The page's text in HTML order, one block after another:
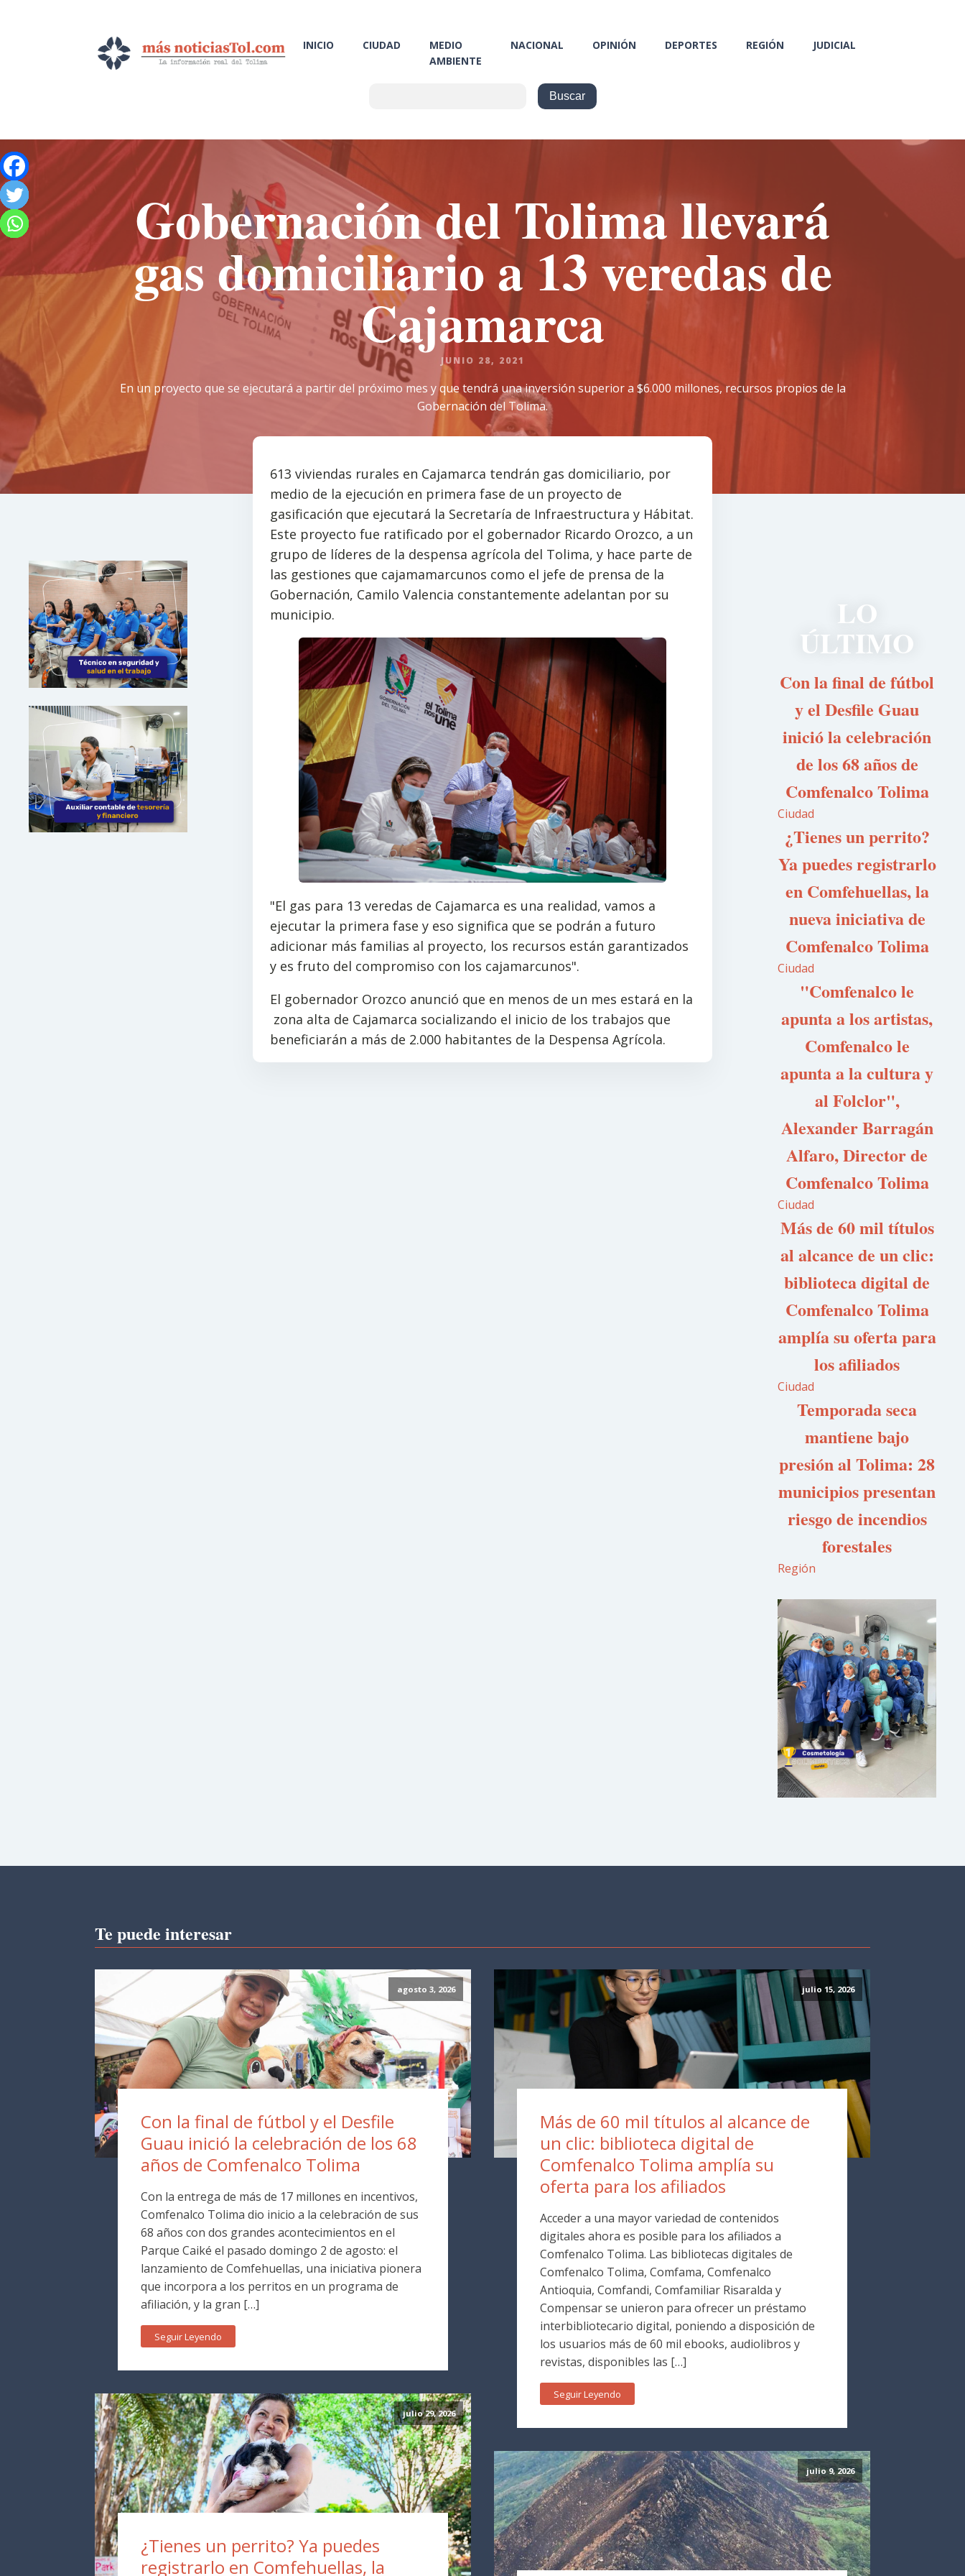
INICIO CIUDAD
MEDIO
AMBIENTE
NACIONAL OPINIÓN DEPORTES REGIÓN JUDICIAL
Gobernación del Tolima llevará
gas domiciliario a 13 veredas de
Cajamarca
JUNIO 28, 2021
En un proyecto que se ejecutará a partir del próximo mes y que tendrá una inversión superior a $6.000 millones, recursos propios de la
Gobernación del Tolima.
613 viviendas rurales en Cajamarca tendrán gas domiciliario, por
medio de la ejecución en primera fase de un proyecto de
gasificación que ejecutará la Secretaría de Infraestructura y Hábitat.
Este proyecto fue ratificado por el gobernador Ricardo Orozco, a un
grupo de líderes de la despensa agrícola del Tolima, y hace parte de
las gestiones que cajamamarcunos como el jefe de prensa de la
Gobernación, Camilo Valencia constantemente adelantan por su
municipio.
"El gas para 13 veredas de Cajamarca es una realidad, vamos a
ejecutar la primera fase y eso significa que se podrán a futuro
adicionar más familias al proyecto, los recursos están garantizados
y es fruto del compromiso con los cajamarcunos".
El gobernador Orozco anunció que en menos de un mes estará en la
zona alta de Cajamarca socializando el inicio de los trabajos que
beneficiarán a más de 2.000 habitantes de la Despensa Agrícola.
LO
ÚLTIMO
Con la final de fútbol
y el Desfile Guau
inició la celebración
de los 68 años de
Comfenalco Tolima
Ciudad
¿Tienes un perrito?
Ya puedes registrarlo
en Comfehuellas, la
nueva iniciativa de
Comfenalco Tolima
Ciudad
"Comfenalco le
apunta a los artistas,
Comfenalco le
apunta a la cultura y
al Folclor",
Alexander Barragán
Alfaro, Director de
Comfenalco Tolima
Ciudad
Más de 60 mil títulos
al alcance de un clic:
biblioteca digital de
Comfenalco Tolima
amplía su oferta para
los afiliados
Ciudad
Temporada seca
mantiene bajo
presión al Tolima: 28
municipios presentan
riesgo de incendios
forestales
Región
Te puede interesar
agosto 3, 2026
Con la final de fútbol y el Desfile
Guau inició la celebración de los 68
años de Comfenalco Tolima
Con la entrega de más de 17 millones en incentivos,
Comfenalco Tolima dio inicio a la celebración de sus
68 años con dos grandes acontecimientos en el
Parque Caiké el pasado domingo 2 de agosto: el
lanzamiento de Comfehuellas, una iniciativa pionera
que incorpora a los perritos en un programa de
afiliación, y la gran […]
Seguir Leyendo
julio 29, 2026
¿Tienes un perrito? Ya puedes
registrarlo en Comfehuellas, la
julio 15, 2026
Más de 60 mil títulos al alcance de
un clic: biblioteca digital de
Comfenalco Tolima amplía su
oferta para los afiliados
Acceder a una mayor variedad de contenidos
digitales ahora es posible para los afiliados a
Comfenalco Tolima. Las bibliotecas digitales de
Comfenalco Tolima, Comfama, Comfenalco
Antioquia, Comfandi, Comfamiliar Risaralda y
Compensar se unieron para ofrecer un préstamo
interbibliotecario digital, poniendo a disposición de
los usuarios más de 60 mil ebooks, audiolibros y
revistas, disponibles las […]
Seguir Leyendo
julio 9, 2026